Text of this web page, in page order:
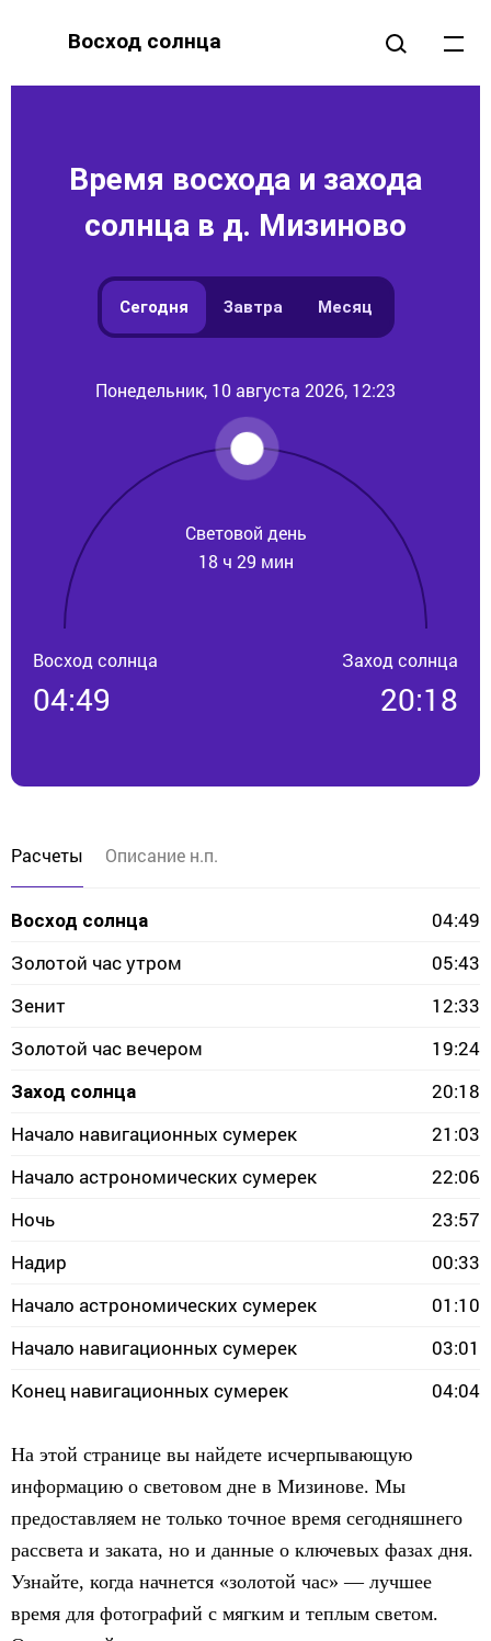
Восход солнца
Время восхода и захода
солнца в д. Мизиново
Сегодня Завтра Месяц
Понедельник, 10 августа 2026, 12:23
Световой день
18 ч 29 мин
Восход солнца
04:49
Заход солнца
20:18
Расчеты Описание н.п.
Восход солнца
04:49
Золотой час утром
05:43
Зенит
12:33
Золотой час вечером
19:24
Заход солнца
20:18
Начало навигационных сумерек
21:03
Начало астрономических сумерек
22:06
Ночь
23:57
Надир
00:33
Начало астрономических сумерек
01:10
Начало навигационных сумерек
03:01
Конец навигационных сумерек
04:04
На этой странице вы найдете исчерпывающую
информацию о световом дне в Мизинове. Мы
предоставляем не только точное время сегодняшнего
рассвета и заката, но и данные о ключевых фазах дня.
Узнайте, когда начнется «золотой час» — лучшее
время для фотографий с мягким и теплым светом.